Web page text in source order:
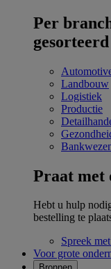
Per
Landbouw
Logistiek
Productie
Praat met
Hebt u hulp
bestelling te
Spreek
Voor grote